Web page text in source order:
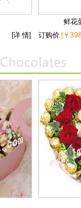
[详 情]
鲜花
订购价 [￥